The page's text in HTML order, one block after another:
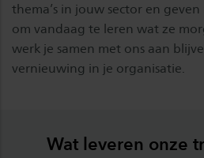
thema’s in jouw sector en
om vandaag te leren wat ze
werk je samen met ons aan
vernieuwing in je organisatie.
Wat leveren onze